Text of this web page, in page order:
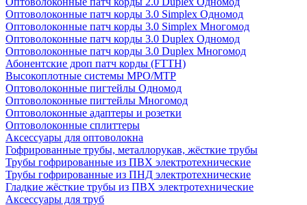
Оптоволоконные патч корды 3.0 Simplex Одномод
Оптоволоконные патч корды 3.0 Simplex Многомод
Оптоволоконные патч корды 3.0 Duplex Одномод
Оптоволоконные патч корды 3.0 Duplex Многомод
Абонентские дроп патч корды (FTTH)
Высокоплотные системы MPO/MTP
Оптоволоконные пигтейлы Одномод
Оптоволоконные пигтейлы Многомод
Оптоволоконные адаптеры и розетки
Оптоволоконные сплиттеры
Аксессуары для оптоволокна
Гофрированные трубы, металлорукав, жёсткие трубы
Трубы гофрированные из ПВХ электротехнические
Трубы гофрированные из ПНД электротехнические
Гладкие жёсткие трубы из ПВХ электротехнические
Аксессуары для труб